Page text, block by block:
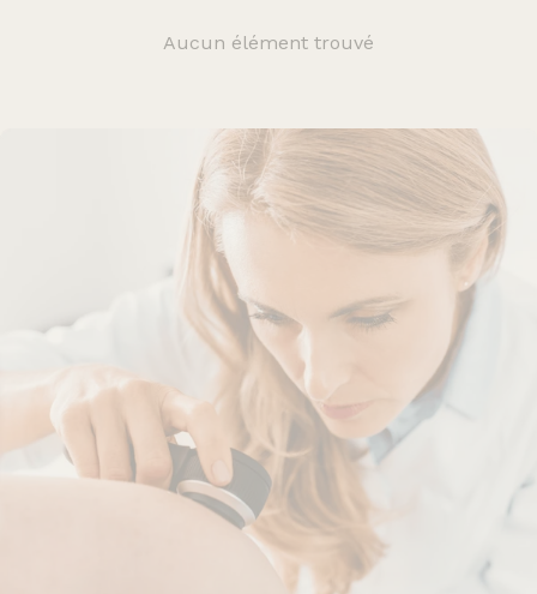
Aucun élément trouvé